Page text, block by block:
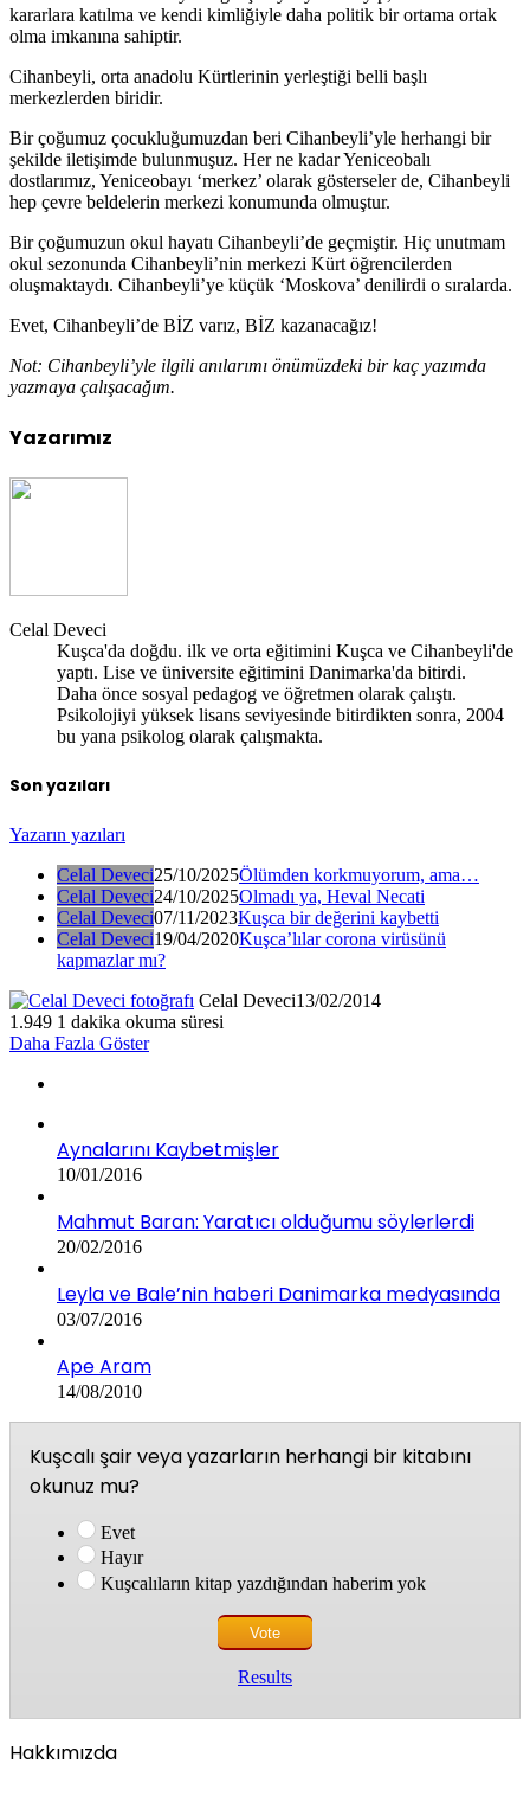
kararlara katılma ve kendi kimliğiyle daha politik bir ortama ortak
olma imkanına sahiptir.
Cihanbeyli, orta anadolu Kürtlerinin yerleştiği belli başlı
merkezlerden biridir.
Bir çoğumuz çocukluğumuzdan beri Cihanbeyli’yle herhangi bir
şekilde iletişimde bulunmuşuz. Her ne kadar Yeniceobalı
dostlarımız, Yeniceobayı ‘merkez’ olarak gösterseler de, Cihanbeyli
hep çevre beldelerin merkezi konumunda olmuştur.
Bir çoğumuzun okul hayatı Cihanbeyli’de geçmiştir. Hiç unutmam
okul sezonunda Cihanbeyli’nin merkezi Kürt öğrencilerden
oluşmaktaydı. Cihanbeyli’ye küçük ‘Moskova’ denilirdi o sıralarda.
Evet, Cihanbeyli’de BİZ varız, BİZ kazanacağız!
Not: Cihanbeyli’yle ilgili anılarımı önümüzdeki bir kaç yazımda
yazmaya çalışacağım.
Yazarımız
Celal Deveci
Kuşca'da doğdu. ilk ve orta eğitimini Kuşca ve Cihanbeyli'de
yaptı. Lise ve üniversite eğitimini Danimarka'da bitirdi.
Daha önce sosyal pedagog ve öğretmen olarak çalıştı.
Psikolojiyi yüksek lisans seviyesinde bitirdikten sonra, 2004
bu yana psikolog olarak çalışmakta.
Son yazıları
Yazarın yazıları
Celal Deveci25/10/2025Ölümden korkmuyorum, ama…
Celal Deveci24/10/2025Olmadı ya, Heval Necati
Celal Deveci07/11/2023Kuşca bir değerini kaybetti
Celal Deveci19/04/2020Kuşca’lılar corona virüsünü
kapmazlar mı?
Celal Deveci13/02/2014
1.949 1 dakika okuma süresi
Daha Fazla Göster
Aynalarını Kaybetmişler
10/01/2016
Mahmut Baran: Yaratıcı olduğumu söylerlerdi
20/02/2016
Leyla ve Bale’nin haberi Danimarka medyasında
03/07/2016
Ape Aram
14/08/2010
Kuşcalı şair veya yazarların herhangi bir kitabını
okunuz mu?
Evet
Hayır
Kuşcalıların kitap yazdığından haberim yok
Results
Hakkımızda